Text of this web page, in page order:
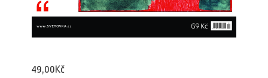
49,00Kč